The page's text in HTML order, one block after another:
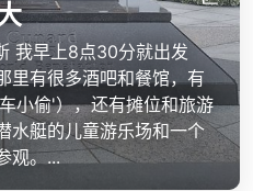
我早上8点30分就出发
里有很多酒吧和餐馆，有
小偷'），还有摊位和旅游
水艇的儿童游乐场和一个
观。...